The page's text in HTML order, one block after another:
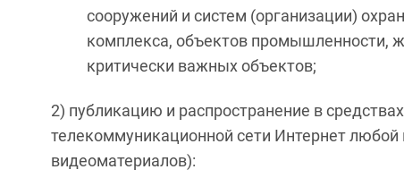
сооружений и систем (организации)
комплекса, объектов промышленности,
критически важных объектов;
2) публикацию и распространение в
телекоммуникационной сети Интернет
видеоматериалов):